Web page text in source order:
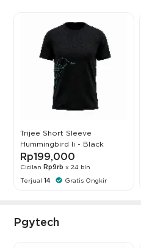
Trijee Short Sleeve
Hummingbird Ii - Black
Rp199,000
Cicilan Rp9rb x 24 bln
Terjual14 Gratis Ongkir
Pgytech